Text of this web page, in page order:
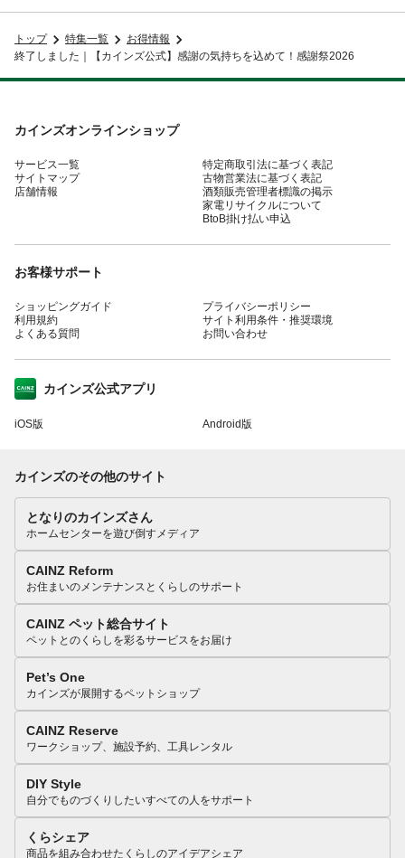
トップ 特集一覧
お得情報
終了しました｜【カインズ公式】感謝の気持ちを込めて！感謝祭2026
カインズオンラインショップ
サービス一覧
サイトマップ
店舗情報
特定商取引法に基づく表記
古物営業法に基づく表記
酒類販売管理者標識の掲示
家電リサイクルについて
BtoB掛け払い申込
お客様サポート
ショッピングガイド
利用規約
よくある質問
プライバシーポリシー
サイト利用条件・推奨環境
お問い合わせ
カインズ公式アプリ
iOS版 Android版
カインズのその他のサイト
となりのカインズさん
ホームセンターを遊び倒すメディア
CAINZ Reform
お住まいのメンテナンスとくらしのサポート
CAINZ ペット総合サイト
ペットとのくらしを彩るサービスをお届け
Pet’s One
カインズが展開するペットショップ
CAINZ Reserve
ワークショップ、施設予約、工具レンタル
DIY Style
自分でものづくりしたいすべての人をサポート
くらシェア
商品を組み合わせたくらしのアイデアシェア